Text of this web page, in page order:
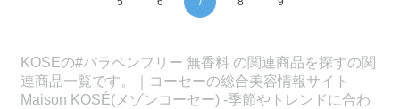
KOSEの#パラベンフリー 無香料 の関連商品を探すの関
連商品一覧です。｜コーセーの総合美容情報サイト
Maison KOSÉ(メゾンコーセー) -季節やトレンドに合わ